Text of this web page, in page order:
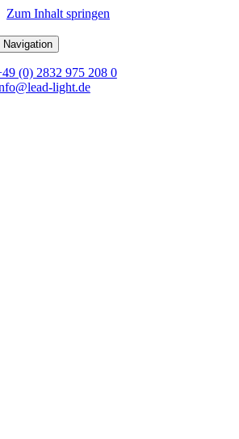
Zum Inhalt springen
Navigation
(0) 2832 975 208 0
light.de